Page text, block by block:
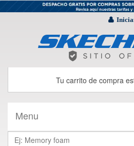
Tu carrito de compra
Menu